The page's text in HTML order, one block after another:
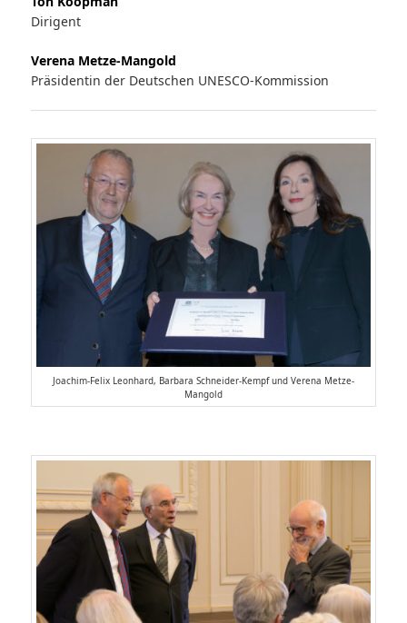
Dirigent
Verena Metze-Mangold
Präsidentin der Deutschen UNESCO-Kommission
Joachim-Felix Leonhard, Barbara Schneider-Kempf und Verena Metze-
Mangold